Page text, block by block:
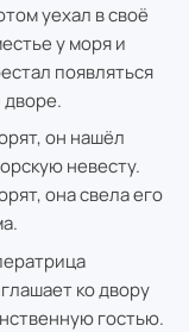
уехал в своё
у моря и
появляться
дворе.
он нашёл
невесту.
она свела его
ко двору
гостью.